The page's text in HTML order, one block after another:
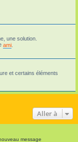
une solution.
ami
et certains éléments
Aller à
message